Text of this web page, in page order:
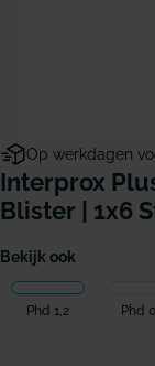
Open media 0 in
Op werkdagen
Interprox
Blister | 1x6
Bekijk ook
Phd 1,2 Phd